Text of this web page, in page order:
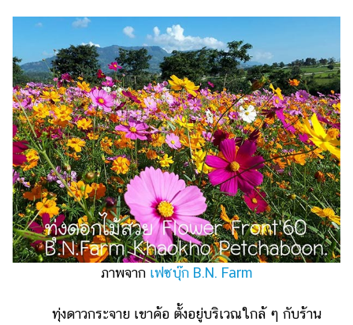
ทอง
ราคา
น้ำมัน
วา
ไร
ตี้
แต่งงาน
แม่
และ
เด็ก
ภาพจาก เฟซบุ๊ก B.N. Farm
ทุ่งดาวกระจาย เขาค้อ ตั้งอยู่บริเวณใกล้ ๆ กับร้าน